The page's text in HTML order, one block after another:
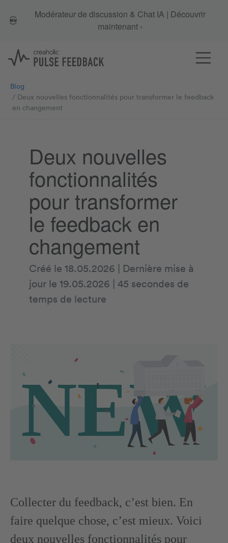
Modérateur de discussion & Chat IA | Découvrir
maintenant ›
Blog
Deux nouvelles fonctionnalités pour transformer le feedback
en changement
Deux nouvelles
fonctionnalités
pour transformer
le feedback en
changement
Créé le 18.05.2026 | Dernière mise à
jour le 19.05.2026 | 45 secondes de
temps de lecture
Collecter du feedback, c’est bien. En
faire quelque chose, c’est mieux. Voici
deux nouvelles fonctionnalités pour